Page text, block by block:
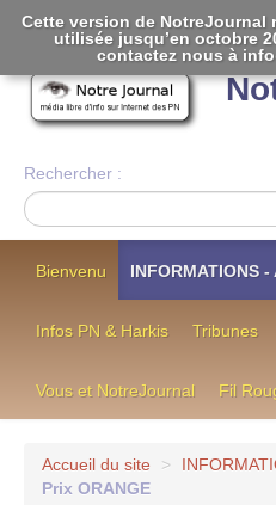
Rechercher :
Bienvenu INFORMATIONS
Infos PN & Harkis Tribunes
Vous et NotreJournal Fil
Accueil du site >
Prix ORANGE
Cette version de NotreJournal
utilisée jusqu’en octobre
contactez nous à